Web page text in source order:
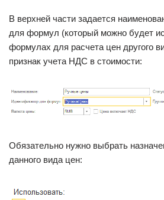
В верхней части задается
для формул (который можно будет
формулах для расчета цен другого
признак учета НДС в стоимости:
Обязательно нужно выбрать
данного вида цен: